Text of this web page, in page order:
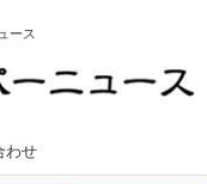
ース
わせ